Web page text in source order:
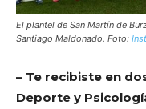
El plantel de San Martín de
Santiago Maldonado. Foto:
– Te recibiste en
Deporte y